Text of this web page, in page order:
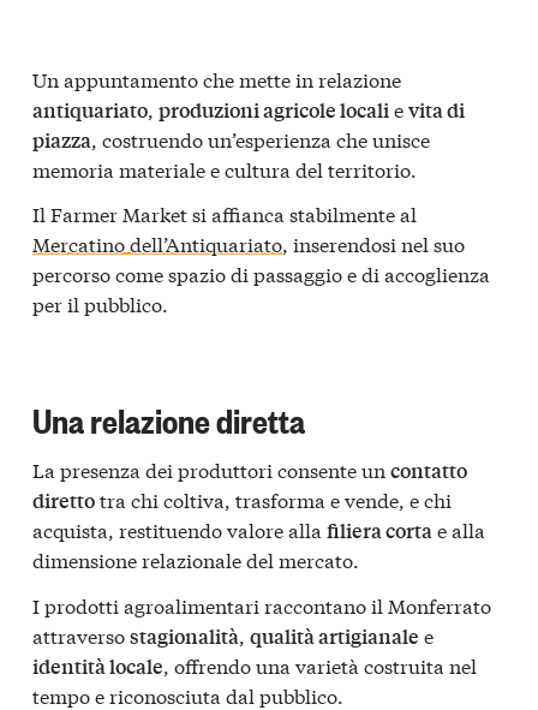
Un appuntamento che mette in relazione
antiquariato, produzioni agricole localievita di
piazza, costruendo un’esperienza che unisce
memoria materiale e cultura del territorio.
Il Farmer Market si affianca stabilmente al
Mercatino dell’Antiquariato, inserendosi nel suo
percorso come spazio di passaggio e di accoglienza
per il pubblico.
Una relazione diretta
La presenza dei produttori consente un contatto
direttotra chi coltiva, trasforma e vende, e chi
acquista, restituendo valore alla filiera cortae alla
dimensione relazionale del mercato.
I prodotti agroalimentari raccontano il Monferrato
attraversostagionalità, qualità artigianale e
identità locale, offrendo una varietà costruita nel
tempo e riconosciuta dal pubblico.